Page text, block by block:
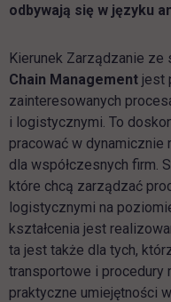
odbywają się w języku
Kierunek Zarządzanie ze
Chain Management jest
zainteresowanych
i logistycznymi. To
pracować w dynamicznie
dla współczesnych firm.
które chcą zarządzać
logistycznymi na
kształcenia jest
ta jest także dla tych,
transportowe i procedury
praktyczne umiejętności